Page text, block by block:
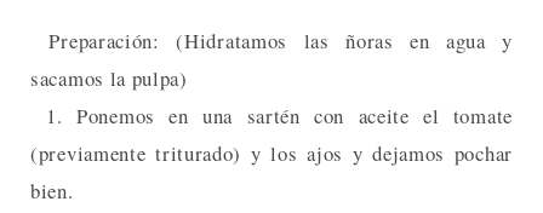
Preparación: (Hidratamos las ñoras en agua y
sacamos la pulpa)
1. Ponemos en una sartén con aceite el tomate
(previamente triturado) y los ajos y dejamos pochar
bien.